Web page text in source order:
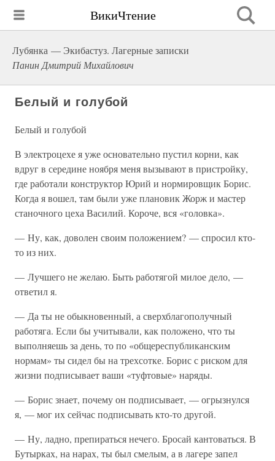
ВикиЧтение
Лубянка — Экибастуз. Лагерные записки
Панин Дмитрий Михайлович
Белый и голубой
Белый и голубой
В электроцехе я уже основательно пустил корни, как
вдруг в середине ноября меня вызывают в пристройку,
где работали конструктор Юрий и нормировщик Борис.
Когда я вошел, там были уже плановик Жорж и мастер
станочного цеха Василий. Короче, вся «головка».
— Ну, как, доволен своим положением? — спросил кто-
то из них.
— Лучшего не желаю. Быть работягой милое дело, —
ответил я.
— Да ты не обыкновенный, а сверхблагополучный
работяга. Если бы учитывали, как положено, что ты
выполняешь за день, то по «общереспубликанским
нормам» ты сидел бы на трехсотке. Борис с риском для
жизни подписывает ваши «туфтовые» наряды.
— Борис знает, почему он подписывает, — огрызнулся
я, — мог их сейчас подписывать кто-то другой.
— Ну, ладно, препираться нечего. Бросай кантоваться. В
Бутырках, на нарах, ты был смелым, а в лагере запел